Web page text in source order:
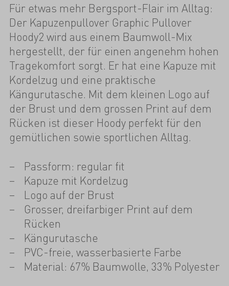
Für etwas mehr Bergsport-Flair im Alltag:
Der Kapuzenpullover Graphic Pullover
Hoody2 wird aus einem Baumwoll-Mix
hergestellt, der für einen angenehm hohen
Tragekomfort sorgt. Er hat eine Kapuze mit
Kordelzug und eine praktische
Kängurutasche. Mit dem kleinen Logo auf
der Brust und dem grossen Print auf dem
Rücken ist dieser Hoody perfekt für den
gemütlichen sowie sportlichen Alltag.
Passform: regular fit
Kapuze mit Kordelzug
Logo auf der Brust
Grosser, dreifarbiger Print auf dem
Rücken
Kängurutasche
PVC-freie, wasserbasierte Farbe
Material: 67% Baumwolle, 33% Polyester